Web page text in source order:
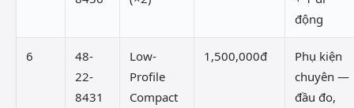
động
6
48-
22-
8431
Low-
Profile
Compact
1,500,000đ
Phụ kiện
chuyên —
đầu đo,